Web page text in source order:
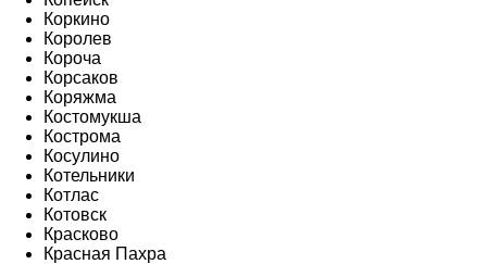
Коркино
Королев
Короча
Корсаков
Коряжма
Костомукша
Кострома
Косулино
Котельники
Котлас
Котовск
Красково
Красная Пахра